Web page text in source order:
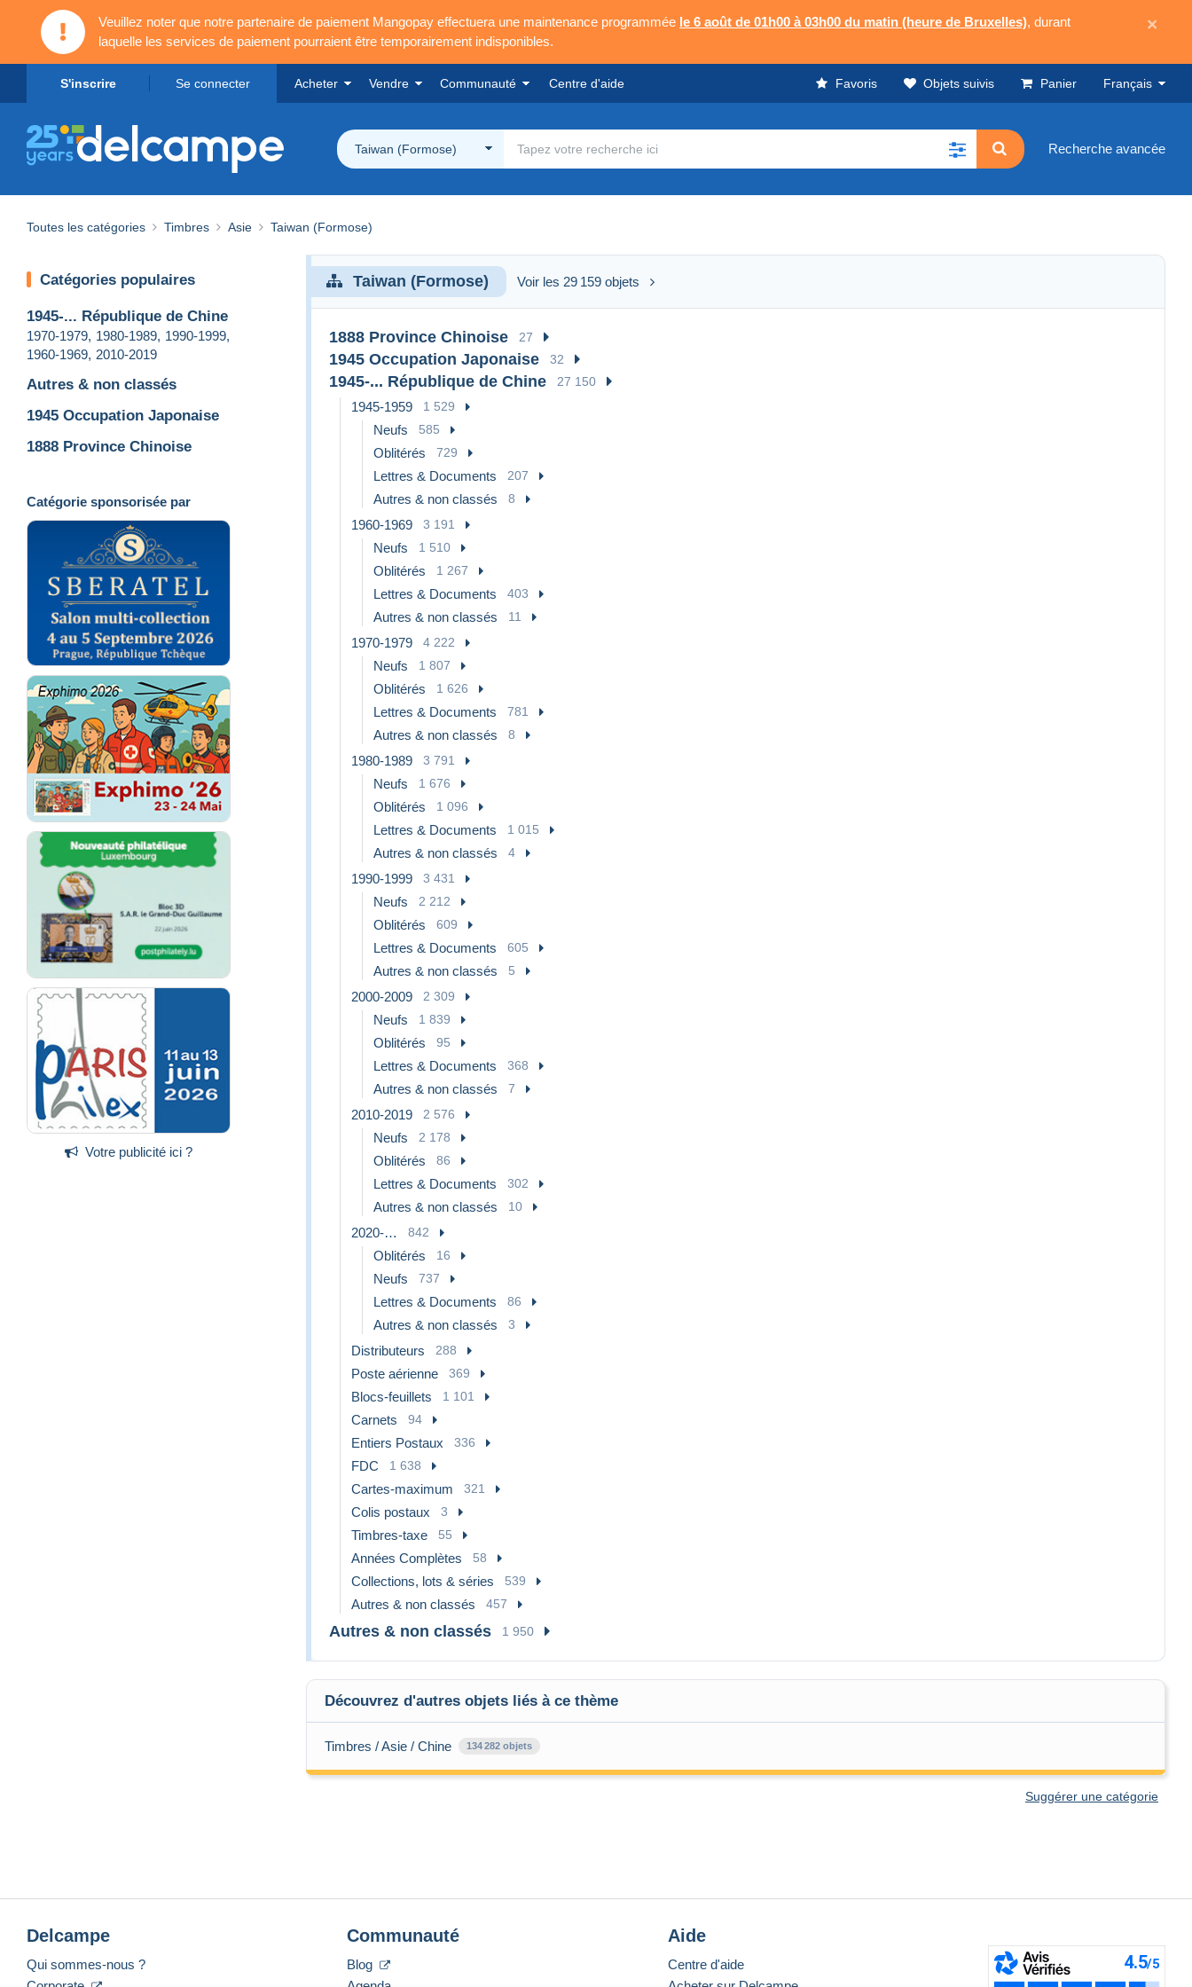
Veuillez noter que notre partenaire de paiement Mangopay effectuera une maintenance programmée le 6 août de 01h00 à 03h00 du matin (heure de Bruxelles), durant
laquelle les services de paiement pourraient être temporairement indisponibles.
×
S'inscrire Se connecter Acheter Vendre Communauté Centre d'aide Favoris Objets suivis Panier Français
Taiwan (Formose) Recherche avancée
Toutes les catégories Timbres Asie Taiwan (Formose)
Catégories populaires
1945-... République de Chine
1970-1979, 1980-1989, 1990-1999,
1960-1969, 2010-2019
Autres & non classés
1945 Occupation Japonaise
1888 Province Chinoise
Catégorie sponsorisée par
Votre publicité ici ?
Taiwan (Formose) Voir les 29 159 objets
1888 Province Chinoise 27
1945 Occupation Japonaise 32
1945-... République de Chine 27 150
1945-1959 1 529
Neufs 585
Oblitérés 729
Lettres & Documents 207
Autres & non classés 8
1960-1969 3 191
Neufs 1 510
Oblitérés 1 267
Lettres & Documents 403
Autres & non classés 11
1970-1979 4 222
Neufs 1 807
Oblitérés 1 626
Lettres & Documents 781
Autres & non classés 8
1980-1989 3 791
Neufs 1 676
Oblitérés 1 096
Lettres & Documents 1 015
Autres & non classés 4
1990-1999 3 431
Neufs 2 212
Oblitérés 609
Lettres & Documents 605
Autres & non classés 5
2000-2009 2 309
Neufs 1 839
Oblitérés 95
Lettres & Documents 368
Autres & non classés 7
2010-2019 2 576
Neufs 2 178
Oblitérés 86
Lettres & Documents 302
Autres & non classés 10
2020-… 842
Oblitérés 16
Neufs 737
Lettres & Documents 86
Autres & non classés 3
Distributeurs 288
Poste aérienne 369
Blocs-feuillets 1 101
Carnets 94
Entiers Postaux 336
FDC 1 638
Cartes-maximum 321
Colis postaux 3
Timbres-taxe 55
Années Complètes 58
Collections, lots & séries 539
Autres & non classés 457
Autres & non classés 1 950
Découvrez d'autres objets liés à ce thème
Timbres / Asie / Chine 134 282 objets
Suggérer une catégorie
Delcampe
Qui sommes-nous ?
Communauté
Blog
Aide
Centre d'aide